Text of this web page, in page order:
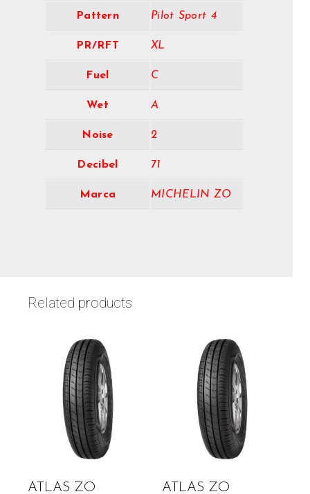
Pattern Pilot Sport 4
PR/RFT XL
Fuel C
Wet A
Noise 2
Decibel 71
Marca MICHELIN ZO
Related products
ATLAS ZO ATLAS ZO